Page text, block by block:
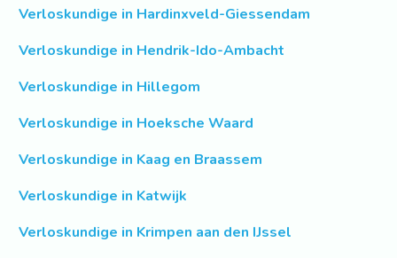
Verloskundige in Hardinxveld-Giessendam
Verloskundige in Hendrik-Ido-Ambacht
Verloskundige in Hillegom
Verloskundige in Hoeksche Waard
Verloskundige in Kaag en Braassem
Verloskundige in Katwijk
Verloskundige in Krimpen aan den IJssel